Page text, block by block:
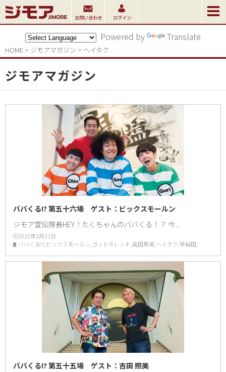
Powered by Translate
HOME > ジモアマガジン > ヘイタク
ジモアマガジン
ババくる!? 第五十六場 ゲスト：ビックスモールン
ジモア宣伝隊長HEY！たくちゃんのババくる！？ 今...
2025年3月31日
ババくる!?,ビックスモールン,ゴッドタレント,高田馬場,ヘイタク,早稲田,
ババくる!? 第五十五場 ゲスト：吉田 照美